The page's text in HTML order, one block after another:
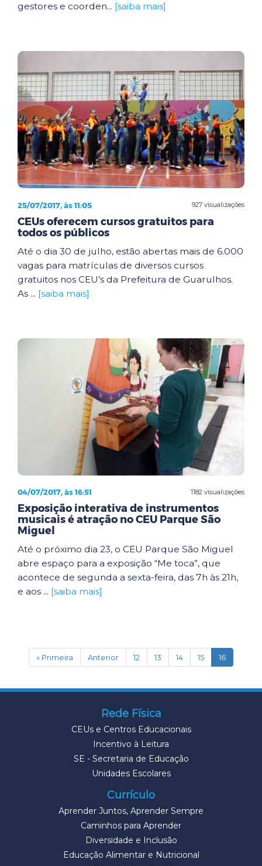
gestores e coorden... [saiba mais]
927 visualizações
25/07/2017, às 11:05
CEUs oferecem cursos gratuitos para
todos os públicos
Até o dia 30 de julho, estão abertas mais de 6.000
vagas para matrículas de diversos cursos
gratuitos nos CEU’s da Prefeitura de Guarulhos.
As ... [saiba mais]
1182 visualizações
04/07/2017, às 16:51
Exposição interativa de instrumentos
musicais é atração no CEU Parque São
Miguel
Até o próximo dia 23, o CEU Parque São Miguel
abre espaço para a exposição “Me toca”, que
acontece de segunda a sexta-feira, das 7h às 21h,
e aos ... [saiba mais]
« Primeira Anterior 12 13 14 15 16(current)
Rede Física
CEUs e Centros Educacionais
Incentivo à Leitura
SE - Secretaria de Educação
Unidades Escolares
Currículo
Aprender Juntos, Aprender Sempre
Caminhos para Aprender
Diversidade e Inclusão
Educação Alimentar e Nutricional